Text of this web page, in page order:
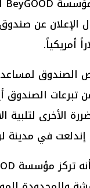
الإعلان عن
الصندوق
الأخرى لتلبية
في مدينة